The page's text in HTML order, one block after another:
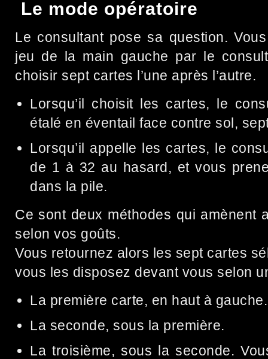
Le mode opératoire
Le consultant pose sa question.
jeu de la main gauche par le
choisir sept cartes l’une après l’autre.
Lorsqu’il choisit les cartes, le
étalé en éventail face contre sol,
Lorsqu’il appelle les cartes, le
de 1 à 32 au hasard, et vous
dans la pile.
Ce sont deux méthodes qui amènent
selon vos goûts.
Vous retournez alors les sept cartes
vous les disposez devant vous selon
La première carte, en haut à gauche.
La seconde, sous la première.
La troisième, sous la seconde.